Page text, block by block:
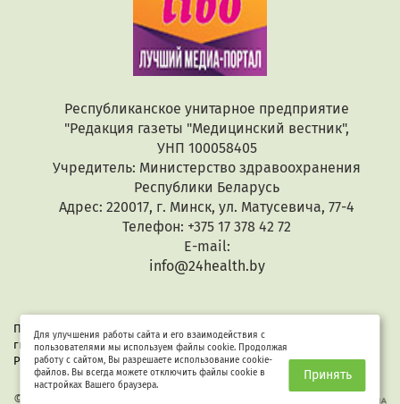
Республиканское унитарное предприятие
"Редакция газеты "Медицинский вестник",
УНП 100058405
Учредитель: Министерство здравоохранения
Республики Беларусь
Адрес: 220017, г. Минск, ул. Матусевича, 77-4
Телефон: +375 17 378 42 72
E-mail:
info@24health.by
При копировании или цитировании текстов активная
гиперссылка обязательна. Все материалы защищены законом
Республики Беларусь «Об авторском праве и смежных правах».
© 2026 Здоровые люди
Для улучшения работы сайта и его взаимодействия с
пользователями мы используем файлы cookie. Продолжая
работу с сайтом, Вы разрешаете использование cookie-
файлов. Вы всегда можете отключить файлы cookie в
настройках Вашего браузера.
Принять